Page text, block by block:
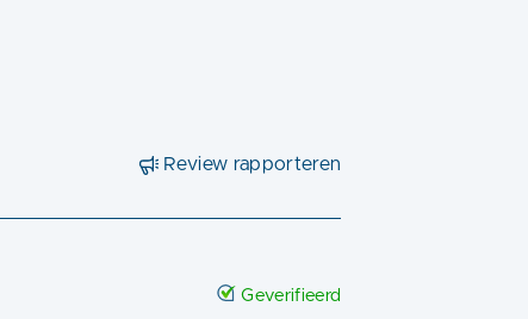
Review rapporteren
Geverifieerd